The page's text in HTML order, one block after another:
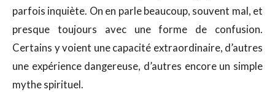
parfois inquiète. On en parle beaucoup, souvent mal, et
presque toujours avec une forme de confusion.
Certains y voient une capacité extraordinaire, d’autres
une expérience dangereuse, d’autres encore un simple
mythe spirituel.